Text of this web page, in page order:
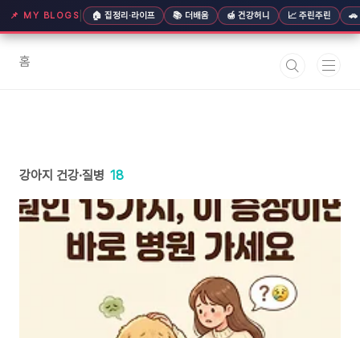
📌 MY BLOGS 🏠 집정리·라이프 📚 더배움 🍯 건강허니 📈 주린주린 🚗
홈
강아지 건강·질병 18